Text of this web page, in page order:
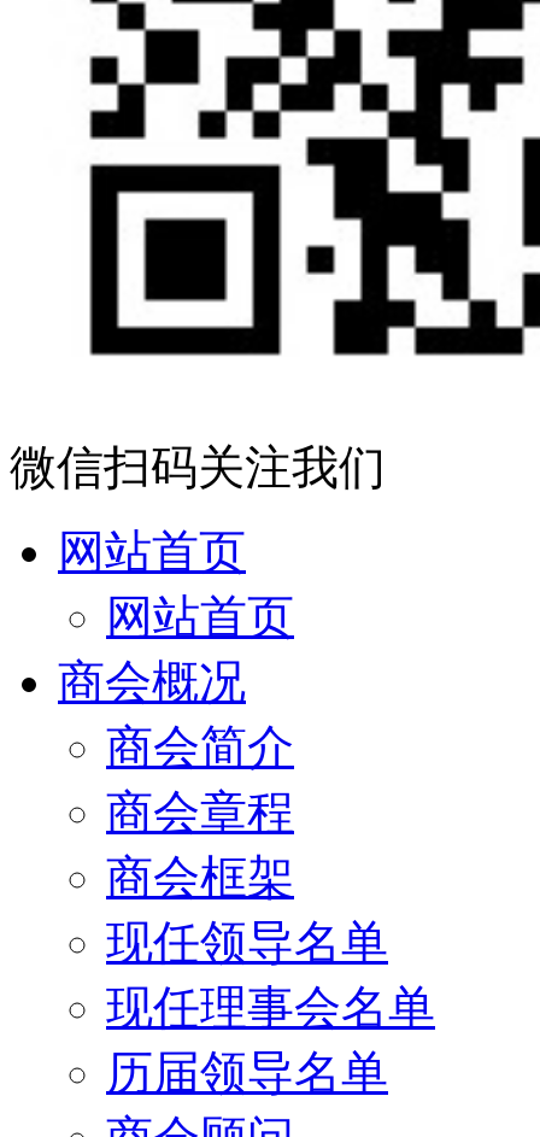
微信扫码关注我们
网站首页
网站首页
商会概况
商会简介
商会章程
商会框架
现任领导名单
现任理事会名单
历届领导名单